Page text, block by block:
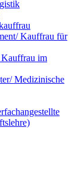
Kauffrau für
im
Medizinische